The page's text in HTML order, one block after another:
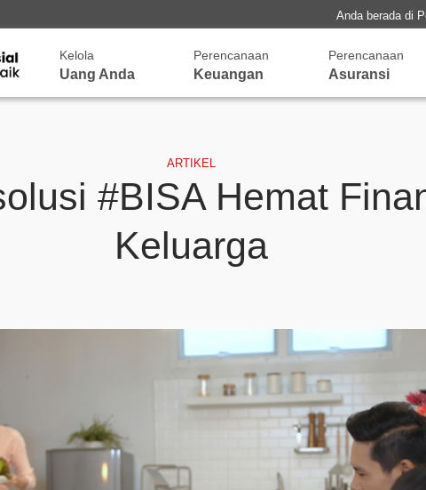
Anda berada di
Kelola
Uang Anda
Perencanaan
Keuangan
Perencanaan
Asuransi
ARTIKEL
#BISA Hemat
Keluarga